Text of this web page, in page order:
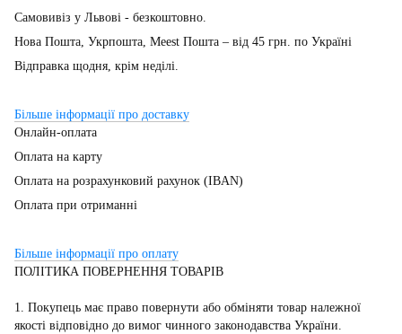
Самовивіз у Львові - безкоштовно.
Нова Пошта, Укрпошта, Meest Пошта – від 45 грн. по Україні
Відправка щодня, крім неділі.
Більше інформації про доставку
Онлайн-оплата
Оплата на карту
Оплата на розрахунковий рахунок (IBAN)
Оплата при отриманні
Більше інформації про оплату
ПОЛІТИКА ПОВЕРНЕННЯ ТОВАРІВ
1. Покупець має право повернути або обміняти товар належної
якості відповідно до вимог чинного законодавства України.